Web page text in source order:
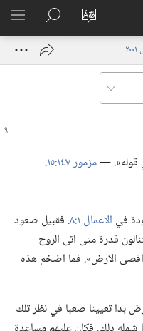
تغيير
الموقع
تسجيل
الدخول
نافذة
البحث
في
JW.‎ORG
قوله».‏ —‏مزمور ١٤٧:‏١٥ ‏.‏
في الاعمال ١:‏٨
‏.‏ فقبيل صعود
قدرة متى اتى الروح
اقصى الارض».‏ فما اضخم هذه
بدا تعيينا صعبا في نظر تلك